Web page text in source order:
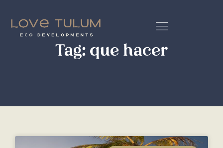
Tag: que hacer